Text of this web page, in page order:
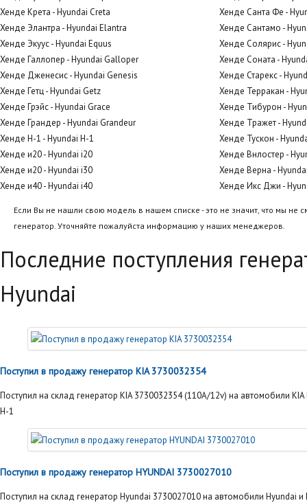
Хенде Крета - Hyundai Creta
Хенде Элантра - Hyundai Elantra
Хенде Экуус - Hyundai Equus
Хенде Галлопер - Hyundai Galloper
Хенде Дженесис - Hyundai Genesis
Хенде Гетц - Hyundai Getz
Хенде Грэйс - Hyundai Grace
Хенде Грандер - Hyundai Grandeur
Хенде Н-1 - Hyundai H-1
Хенде и20 - Hyundai i20
Хенде и20 - Hyundai i30
Хенде и40 - Hyundai i40
Хенде Санта Фе -
Хенде Сантамо -
Хенде Солярис -
Хенде Соната -
Хенде Старекс -
Хенде Терракан -
Хенде Тибурон -
Хенде Тражет -
Хенде Тускон -
Хенде Внлостер -
Хенде Верна -
Хенде Икс Джи -
Если Вы не нашли свою модель в нашем списке - это не значит, что мы не
генератор. Уточняйте пожалуйста информацию у наших менеджеров.
Последние поступления
Hyundai
Поступил в продажу генератор KIA 3730032354
Поступил на склад генератор KIA 3730032354 (110А/12v) на автомобили
H-1
Поступил в продажу генератор HYUNDAI 3730027010
Поступил на склад генератор Hyundai 3730027010 на автомобили Hyundai